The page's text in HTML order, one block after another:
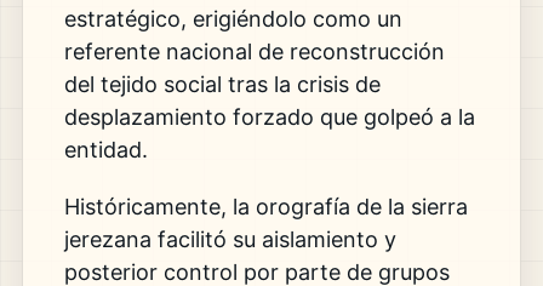
estratégico, erigiéndolo como un
referente nacional de reconstrucción
del tejido social tras la crisis de
desplazamiento forzado que golpeó a la
entidad.
Históricamente, la orografía de la sierra
jerezana facilitó su aislamiento y
posterior control por parte de grupos